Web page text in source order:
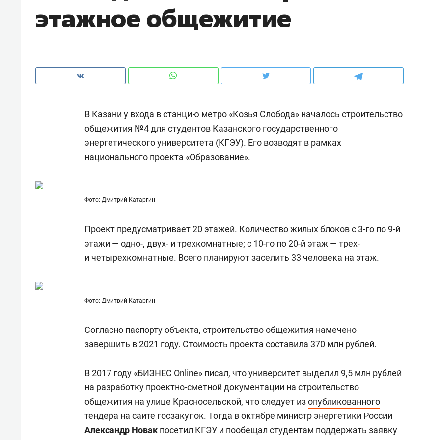
этажное общежитие
В Казани у входа в станцию метро «Козья Слобода» началось строительство
общежития №4 для студентов Казанского государственного
энергетического университета (КГЭУ). Его возводят в рамках
национального проекта «Образование».
Фото: Дмитрий Катаргин
Проект предусматривает 20 этажей. Количество жилых блоков с 3-го по 9-й
этажи — одно-, двух- и трехкомнатные; с 10-го по 20-й этаж — трех-
и четырехкомнатные. Всего планируют заселить 33 человека на этаж.
Фото: Дмитрий Катаргин
Согласно паспорту объекта, строительство общежития намечено
завершить в 2021 году. Стоимость проекта составила 370 млн рублей.
В 2017 году «БИЗНЕС Online» писал, что университет выделил 9,5 млн рублей
на разработку проектно-сметной документации на строительство
общежития на улице Красносельской, что следует изопубликованного
тендера на сайте госзакупок. Тогда в октябре министр энергетики России
Александр Новак посетил КГЭУ и пообещал студентам поддержать заявку
чем интересен Оман?
Наседкина: «Ремонт вместе
для меня это челлендж!»
дней
с вершины горы»